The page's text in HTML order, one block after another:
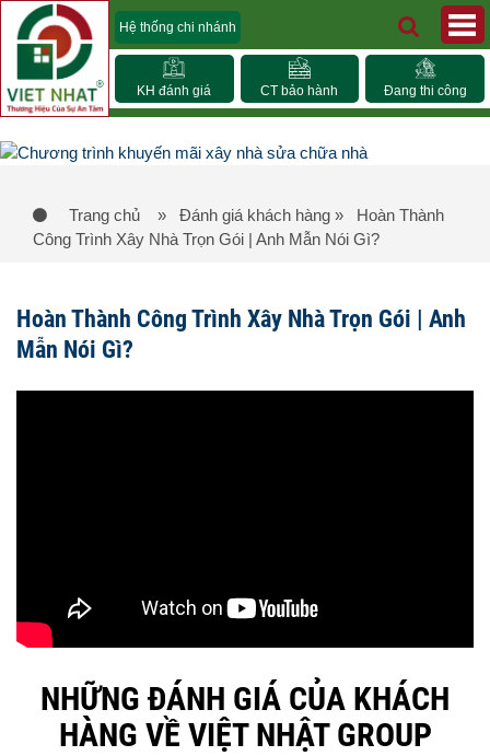
Hệ thống chi nhánh
KH đánh giá CT bảo hành Đang thi công
Trang chủ » Đánh giá khách hàng » Hoàn Thành
Công Trình Xây Nhà Trọn Gói | Anh Mẫn Nói Gì?
Hoàn Thành Công Trình Xây Nhà Trọn Gói | Anh
Mẫn Nói Gì?
NHỮNG ĐÁNH GIÁ CỦA KHÁCH
HÀNG VỀ VIỆT NHẬT GROUP